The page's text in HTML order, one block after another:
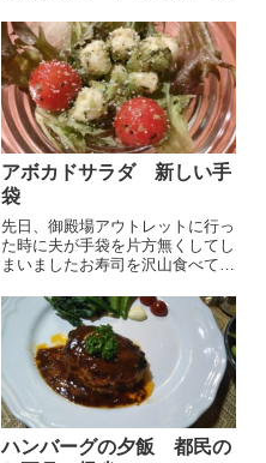
ようと写真も撮ったのですが虫の
苦手な方もいらっしゃるかと思い
自粛しましたあのようなセミ達が
力尽きてベランダにポトッとな
っ...
アボカドサラダ 新しい手
袋
先日、御殿場アウトレットに行っ
た時に夫が手袋を片方無くしてし
まいましたお寿司を沢山食べてお
に私がカイロを渡したのでその袋
を開けるのに手袋を外して落とし
てしまったようです良い加減に酔
っていたので手袋を無くすのも
無...
ハンバーグの夕飯 都民の